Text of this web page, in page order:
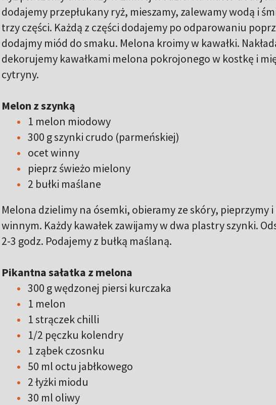
dodajemy przepłukany ryż, mieszamy, zalewamy wodą i
trzy części. Każdą z części dodajemy po odparowaniu
dodajmy miód do smaku. Melona kroimy w kawałki.
dekorujemy kawałkami melona pokrojonego w kostkę i
cytryny.
Melon z szynką
1 melon miodowy
300 g szynki crudo (parmeńskiej)
ocet winny
pieprz świeżo mielony
2 bułki maślane
Melona dzielimy na ósemki, obieramy ze skóry, pieprzymy
winnym. Każdy kawałek zawijamy w dwa plastry szynki.
2-3 godz. Podajemy z bułką maślaną.
Pikantna sałatka z melona
300 g wędzonej piersi kurczaka
1 melon
1 strączek chilli
1/2 pęczku kolendry
1 ząbek czosnku
50 ml octu jabłkowego
2 łyżki miodu
30 ml oliwy